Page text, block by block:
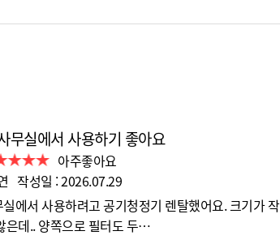
무실에서 사용하기 좋아요
아주좋아요
작성일 : 2026.07.29
에서 사용하려고 공기청정기 렌탈했어요. 크기가 작
은데.. 양쪽으로 필터도 두…